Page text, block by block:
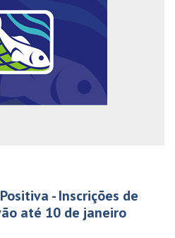
- Inscrições de
até 10 de janeiro